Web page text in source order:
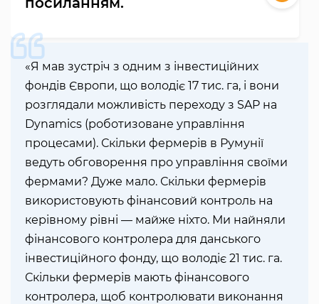
«Я мав зустріч з одним з інвестиційних
фондів Європи, що володіє 17 тис. га, і вони
розглядали можливість переходу з SAP на
Dynamics (роботизоване управління
процесами). Скільки фермерів в Румунії
ведуть обговорення про управління своїми
фермами? Дуже мало. Скільки фермерів
використовують фінансовий контроль на
керівному рівні — майже ніхто. Ми найняли
фінансового контролера для данського
інвестиційного фонду, що володіє 21 тис. га.
Скільки фермерів мають фінансового
контролера, щоб контролювати виконання